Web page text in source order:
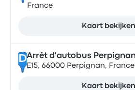
France
Kaart bekijken
DArrêt d'autobus Perpignan
E15, 66000 Perpignan, France
Kaart bekijken